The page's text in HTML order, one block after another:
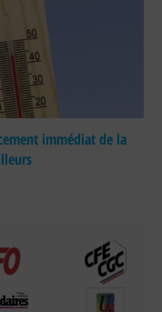
immédiat de la